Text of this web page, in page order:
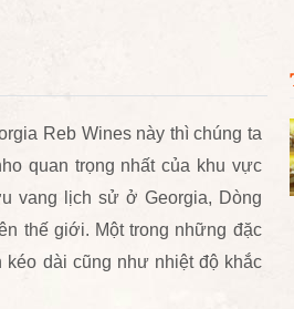
Reb Wines này thì chúng ta
quan trọng nhất của khu vực
vang lịch sử ở Georgia, Dòng
thế giới. Một trong những đặc
kéo dài cũng như nhiệt độ khắc